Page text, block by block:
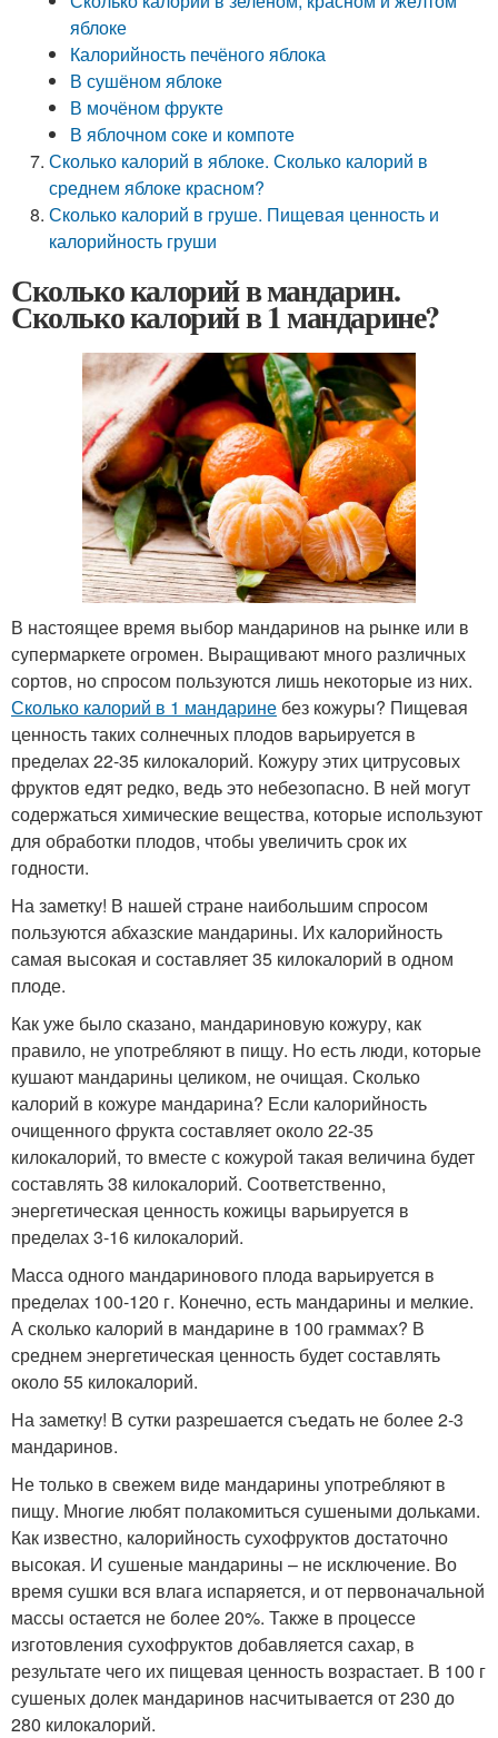
яблоке
Калорийность печёного яблока
В сушёном яблоке
В мочёном фрукте
В яблочном соке и компоте
Сколько калорий в яблоке. Сколько калорий в
среднем яблоке красном?
Сколько калорий в груше. Пищевая ценность и
калорийность груши
Сколько калорий в мандарин.
Сколько калорий в 1 мандарине?
В настоящее время выбор мандаринов на рынке или в
супермаркете огромен. Выращивают много различных
сортов, но спросом пользуются лишь некоторые из них.
Сколько калорий в 1 мандарине без кожуры? Пищевая
ценность таких солнечных плодов варьируется в
пределах 22-35 килокалорий. Кожуру этих цитрусовых
фруктов едят редко, ведь это небезопасно. В ней могут
содержаться химические вещества, которые используют
для обработки плодов, чтобы увеличить срок их
годности.
На заметку! В нашей стране наибольшим спросом
пользуются абхазские мандарины. Их калорийность
самая высокая и составляет 35 килокалорий в одном
плоде.
Как уже было сказано, мандариновую кожуру, как
правило, не употребляют в пищу. Но есть люди, которые
кушают мандарины целиком, не очищая. Сколько
калорий в кожуре мандарина? Если калорийность
очищенного фрукта составляет около 22-35
килокалорий, то вместе с кожурой такая величина будет
составлять 38 килокалорий. Соответственно,
энергетическая ценность кожицы варьируется в
пределах 3-16 килокалорий.
Масса одного мандаринового плода варьируется в
пределах 100-120 г. Конечно, есть мандарины и мелкие.
А сколько калорий в мандарине в 100 граммах? В
среднем энергетическая ценность будет составлять
около 55 килокалорий.
На заметку! В сутки разрешается съедать не более 2-3
мандаринов.
Не только в свежем виде мандарины употребляют в
пищу. Многие любят полакомиться сушеными дольками.
Как известно, калорийность сухофруктов достаточно
высокая. И сушеные мандарины – не исключение. Во
время сушки вся влага испаряется, и от первоначальной
массы остается не более 20%. Также в процессе
изготовления сухофруктов добавляется сахар, в
результате чего их пищевая ценность возрастает. В 100 г
сушеных долек мандаринов насчитывается от 230 до
280 килокалорий.